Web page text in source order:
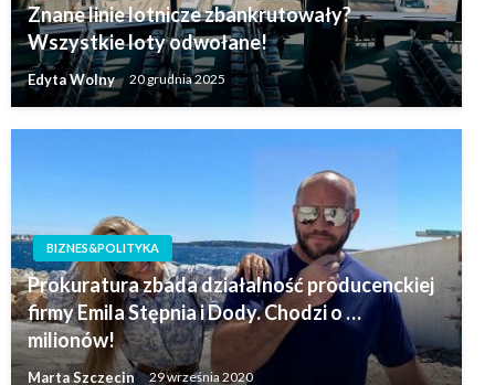
Znane linie lotnicze zbankrutowały?
Wszystkie loty odwołane!
Edyta Wolny 20 grudnia 2025
BIZNES&POLITYKA
Prokuratura zbada działalność producenckiej
firmy Emila Stępnia i Dody. Chodzi o …
milionów!
Marta Szczecin 29 września 2020